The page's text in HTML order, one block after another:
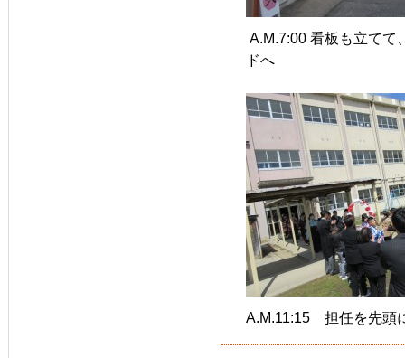
A.M.7:00 看板も立てて
ドへ
A.M.11:15 担任を先頭